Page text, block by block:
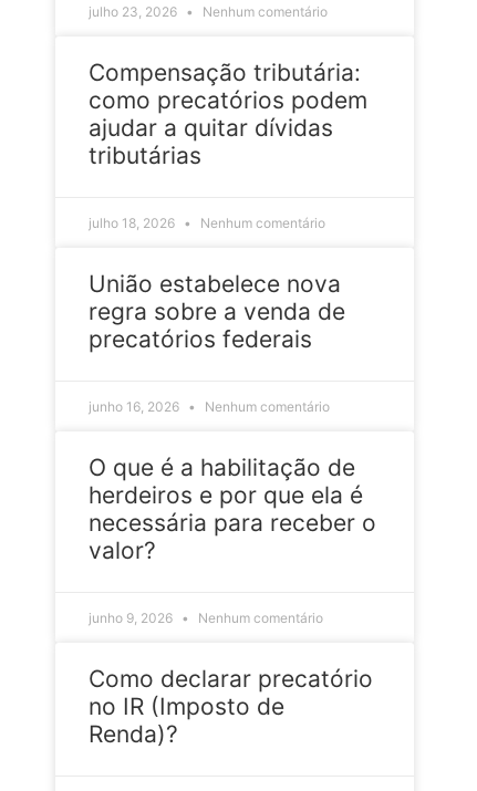
julho 23, 2026 Nenhum comentário
Compensação tributária:
como precatórios podem
ajudar a quitar dívidas
tributárias
julho 18, 2026 Nenhum comentário
União estabelece nova
regra sobre a venda de
precatórios federais
junho 16, 2026 Nenhum comentário
O que é a habilitação de
herdeiros e por que ela é
necessária para receber o
valor?
junho 9, 2026 Nenhum comentário
Como declarar precatório
no IR (Imposto de
Renda)?